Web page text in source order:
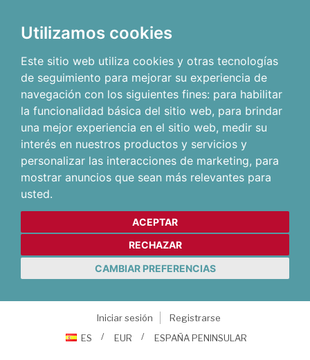
Utilizamos cookies
Este sitio web utiliza cookies y otras tecnologías
de seguimiento para mejorar su experiencia de
navegación con los siguientes fines: para habilitar
la funcionalidad básica del sitio web, para brindar
una mejor experiencia en el sitio web, medir su
interés en nuestros productos y servicios y
personalizar las interacciones de marketing, para
mostrar anuncios que sean más relevantes para
usted.
ACEPTAR
RECHAZAR
CAMBIAR PREFERENCIAS
Iniciar sesión
Registrarse
ES
EUR ESPAÑA PENINSULAR